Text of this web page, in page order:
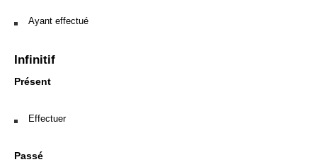
Ayant effectué
Infinitif
Présent
Effectuer
Passé